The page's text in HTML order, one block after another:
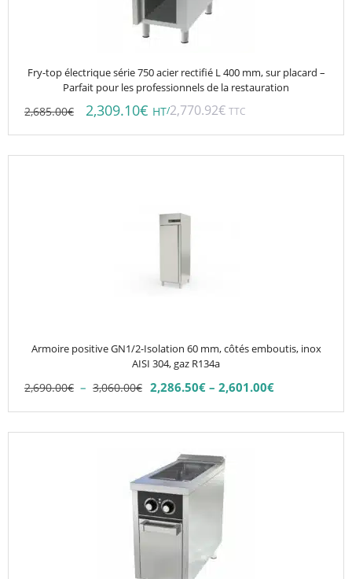
Fry-top électrique série 750 acier rectifié L 400 mm, sur placard –
Parfait pour les professionnels de la restauration
2,685.00€ 2,309.10€ HT/2,770.92€ TTC
Armoire positive GN1/2-Isolation 60 mm, côtés emboutis, inox
AISI 304, gaz R134a
2,690.00€ – 3,060.00€Plage
2,690.00€
3,060.00€
2,286.50€ – 2,601.00€
Plage
de
choisies